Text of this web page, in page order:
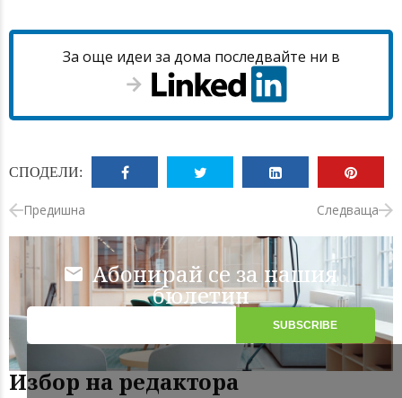
За още идеи за дома последвайте ни в
СПОДЕЛИ:
Предишна Следваща
Абонирай се за нашия
бюлетин
Избор на редактора